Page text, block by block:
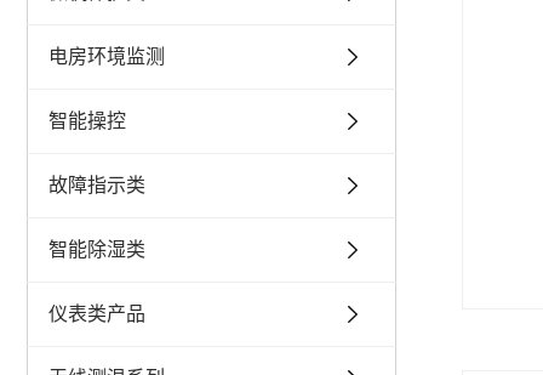
电房环境监测
智能操控
故障指示类
智能除湿类
仪表类产品